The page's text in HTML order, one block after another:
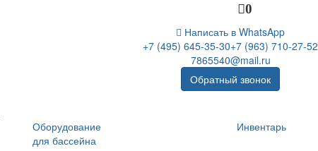
0
Написать в WhatsApp
+7 (495) 645-35-30+7 (963) 710-27-52
7865540@mail.ru
Обратный звонок
Оборудование
для бассейна
Инвентарь